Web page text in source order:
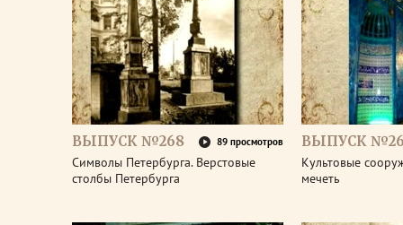
ВЫПУСК №268 89 просмотров
Символы Петербурга. Верстовые
столбы Петербурга
ВЫПУСК
Культовые
мечеть